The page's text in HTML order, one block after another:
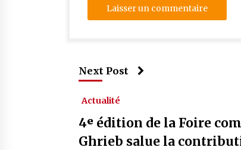
Next Post
Actualité
4ᵉ édition de la Foire
Ghrieb salue la